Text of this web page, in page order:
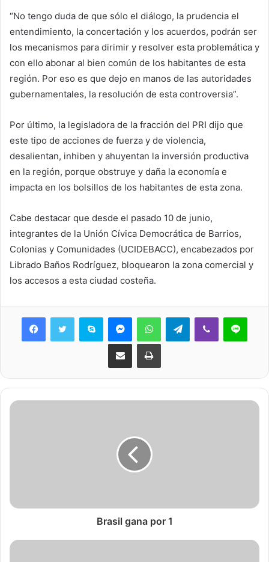
“No tengo duda de que sólo el diálogo, la prudencia el
entendimiento, la concertación y los acuerdos, podrán ser
los mecanismos para dirimir y resolver esta problemática y
con ello abonar al bien común de los habitantes de esta
región. Por eso es que dejo en manos de las autoridades
gubernamentales, la resolución de esta controversia”.
Por último, la legisladora de la fracción del PRI dijo que
este tipo de acciones de fuerza y de violencia,
desalientan, inhiben y ahuyentan la inversión productiva
en la región, porque obstruye y daña la economía e
impacta en los bolsillos de los habitantes de esta zona.
Cabe destacar que desde el pasado 10 de junio,
integrantes de la Unión Cívica Democrática de Barrios,
Colonias y Comunidades (UCIDEBACC), encabezados por
Librado Baños Rodríguez, bloquearon la zona comercial y
los accesos a esta ciudad costeña.
Skype MessengerWhatsAppTelegramViber Line
Share via Email Print
Brasil gana por 1